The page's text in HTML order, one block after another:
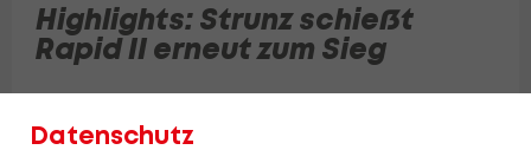
Highlights: Strunz schießt
Rapid II erneut zum Sieg
zufriedenstellend ab.
Datenschutz